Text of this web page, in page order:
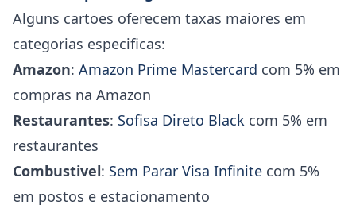
Alguns cartoes oferecem taxas maiores em
categorias especificas:
Amazon: Amazon Prime Mastercard com 5% em
compras na Amazon
Restaurantes: Sofisa Direto Black com 5% em
restaurantes
Combustivel: Sem Parar Visa Infinite com 5%
em postos e estacionamento